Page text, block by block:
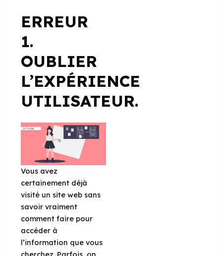
ERREUR
1.
OUBLIER
L’EXPÉRIENCE
UTILISATEUR.
Vous avez
certainement déjà
visité un site web sans
savoir vraiment
comment faire pour
accéder à
l’information que vous
cherchez. Parfois, on